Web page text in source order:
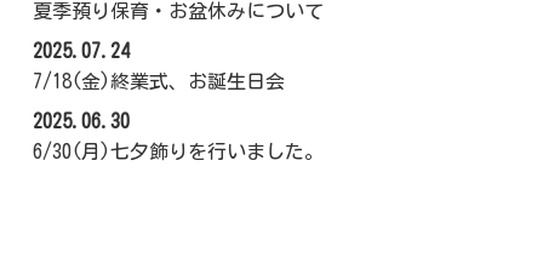
夏季預り保育・お盆休みについて
2025.07.24
7/18(金)終業式、お誕生日会
2025.06.30
6/30(月)七夕飾りを行いました。